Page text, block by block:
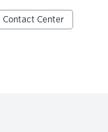
Contact Center